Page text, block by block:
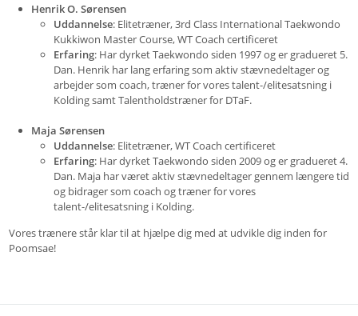
Henrik O. Sørensen
Uddannelse: Elitetræner, 3rd Class International Taekwondo
Kukkiwon Master Course, WT Coach certificeret
Erfaring: Har dyrket Taekwondo siden 1997 og er gradueret 5.
Dan. Henrik har lang erfaring som aktiv stævnedeltager og
arbejder som coach, træner for vores talent-/elitesatsning i
Kolding samt Talentholdstræner for DTaF.
Maja Sørensen
Uddannelse: Elitetræner,WT Coach certificeret
Erfaring: Har dyrket Taekwondo siden 2009 og er gradueret 4.
Dan. Maja har været aktiv stævnedeltager gennem længere tid
og bidrager som coach og træner for vores
talent-/elitesatsning i Kolding.
Vores trænere står klar til at hjælpe dig med at udvikle dig inden for
Poomsae!